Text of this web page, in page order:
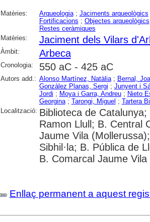
Matèries: Arqueologia; Jaciments arqueològics
Fortificacions ; Objectes arqueològics
Restes ceràmiques
Matèries:
Jaciment dels Vilars
Àmbit: Arbeca
Cronologia: 550 aC - 425 aC
Autors add.: Alonso Martínez, Natàlia; Bernal,
Gonzàlez Planas, Sergi ; Junyent i
Jordi ; Moya i Garra, Andreu; Nieto
Georgina; Tarongi, Miguel ; Tartera
Localització: Biblioteca de
Ramon Llull; B. Central
Jaume Vila
Sibhil·la; B. Pública de
B. Comarcal Jaume
Enllaç permanent a aquest